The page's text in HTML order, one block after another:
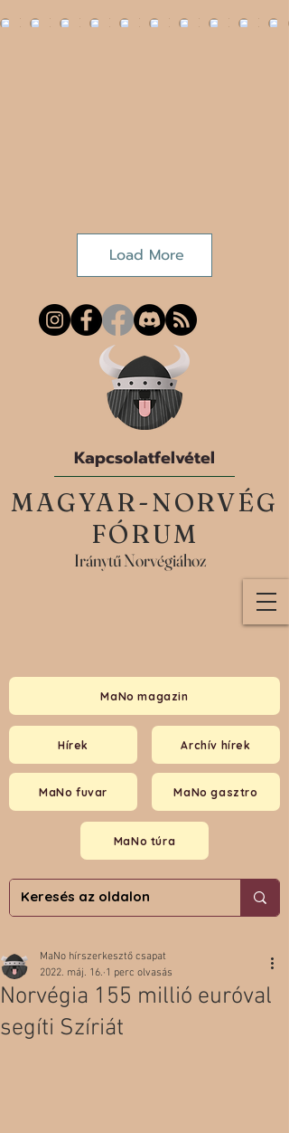
MAGYAR-NORVÉG
FÓRUM
Iránytű Norvégiához
Hírek
MaNo magazin
MaNo fuvar MaNo gasztro
MaNo túra
Archív hírek
Kapcsolatfelvétel
Load More
Norvégia 155 millió euróval
segíti Szíriát
MaNo hírszerkesztő csapat
2022. máj. 16. 1 perc olvasás